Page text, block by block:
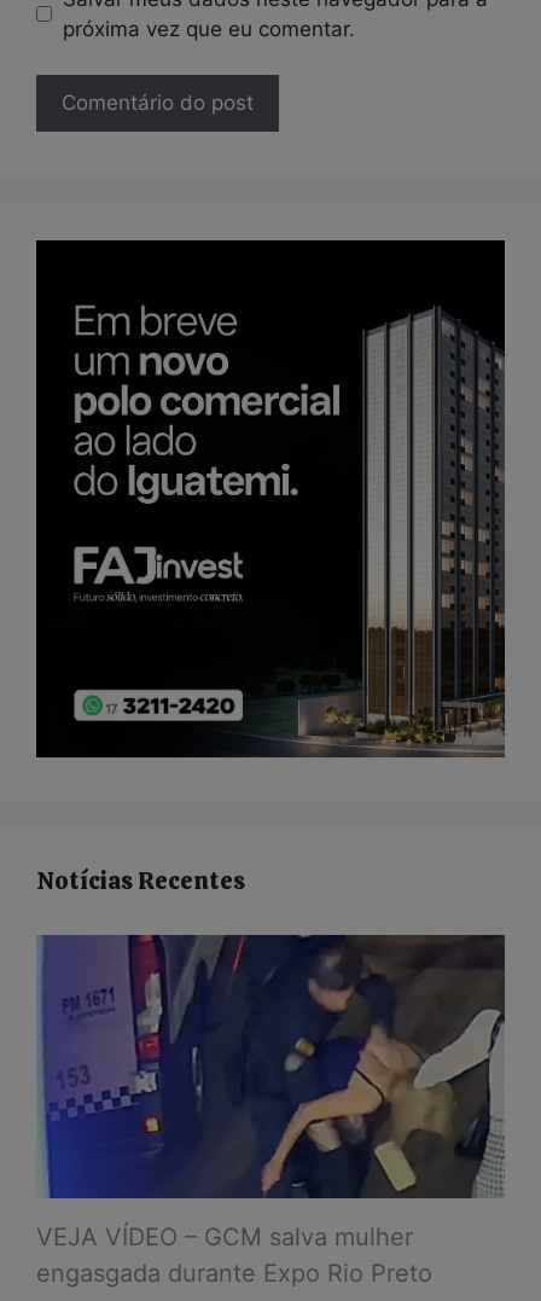
próxima vez que eu comentar.
Notícias Recentes
VEJA VÍDEO – GCM salva mulher
engasgada durante Expo Rio Preto